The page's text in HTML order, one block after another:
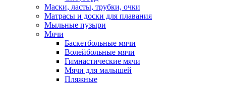
Маски, ласты, трубки, очки
Матрасы и доски для плавания
Мыльные пузыри
Мячи
Баскетбольные мячи
Волейбольные мячи
Гимнастические мячи
Мячи для малышей
Пляжные